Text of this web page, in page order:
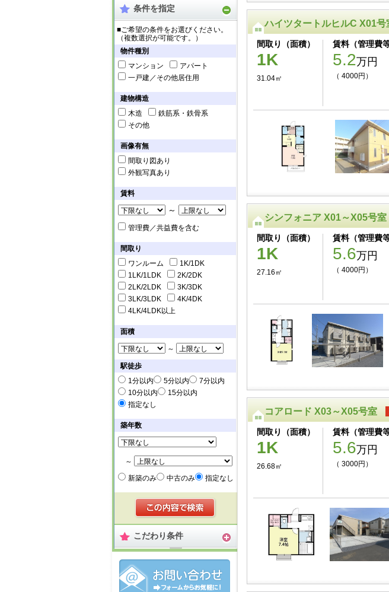
条件を指定
■ご希望の条件をお選びください。
（複数選択が可能です。）
物件種別
マンション
アパート
一戸建／その他居住用
建物構造
木造
鉄筋系・鉄骨系
その他
画像有無
間取り図あり
外観写真あり
賃料
～
管理費／共益費を含む
間取り
ワンルーム
1K/1DK
1LK/1LDK
2K/2DK
2LK/2LDK
3K/3DK
3LK/3LDK
4K/4DK
4LK/4LDK以上
面積
～
駅徒歩
1分以内
5分以内
7分以内
10分以内
15分以内
指定なし
築年数
～
新築のみ
中古のみ 指定なし
こだわり条件
ハイツタートルヒルC X01号
間取り（面積）
1K
31.04㎡
賃料（管理費等
5.2万円
（ 4000円）
シンフォニア X01～X05号室
間取り（面積）
1K
27.16㎡
賃料（管理費等
5.6万円
（ 4000円）
コアロード X03～X05号室
間取り（面積）
1K
26.68㎡
賃料（管理費等
5.6万円
（ 3000円）